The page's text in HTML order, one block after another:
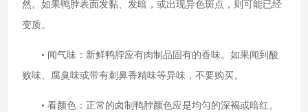
然。如果鸭脖表面发黏、发暗，或出现异色斑点，则可能已经
变质。
• 闻气味：新鲜鸭脖应有肉制品固有的香味。如果闻到酸
败味、腐臭味或带有刺鼻香精味等异味，不要购买。
• 看颜色：正常的卤制鸭脖颜色应是均匀的深褐或暗红。